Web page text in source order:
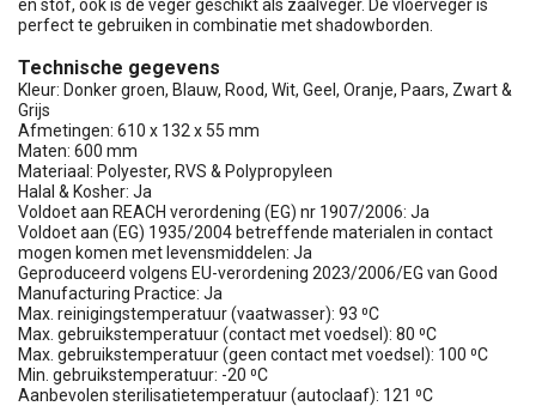
en stof, ook is de veger geschikt als zaalveger. De vloerveger is
perfect te gebruiken in combinatie met shadowborden.
Technische gegevens
Kleur: Donker groen, Blauw, Rood, Wit, Geel, Oranje, Paars, Zwart &
Grijs
Afmetingen: 610 x 132 x 55 mm
Maten: 600 mm
Materiaal: Polyester, RVS & Polypropyleen
Halal & Kosher: Ja
Voldoet aan REACH verordening (EG) nr 1907/2006: Ja
Voldoet aan (EG) 1935/2004 betreffende materialen in contact
mogen komen met levensmiddelen: Ja
Geproduceerd volgens EU-verordening 2023/2006/EG van Good
Manufacturing Practice: Ja
Max. reinigingstemperatuur (vaatwasser): 93 ⁰C
Max. gebruikstemperatuur (contact met voedsel): 80 ⁰C
Max. gebruikstemperatuur (geen contact met voedsel): 100 ⁰C
Min. gebruikstemperatuur: -20 ⁰C
Aanbevolen sterilisatietemperatuur (autoclaaf): 121 ⁰C